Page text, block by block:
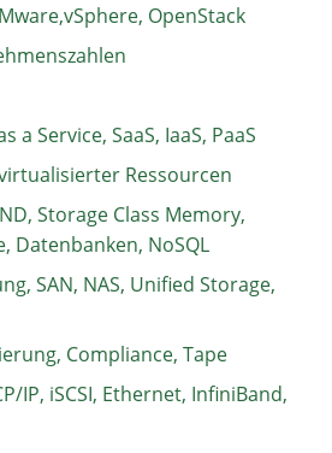
OpenStack
a Service, SaaS, IaaS, PaaS
Ressourcen
Storage Class Memory,
Datenbanken, NoSQL
SAN, NAS, Unified Storage,
Compliance, Tape
IP, iSCSI, Ethernet, InfiniBand,